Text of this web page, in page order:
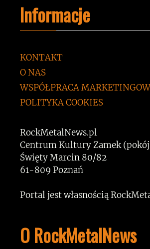
Informacje
KONTAKT
O NAS
WSPÓŁPRACA
POLITYKA COOKIES
RockMetalNews.pl
Centrum Kultury Zamek (pokój
Święty Marcin 80/82
61-809 Poznań
Portal jest własnością
O RockMetalNews